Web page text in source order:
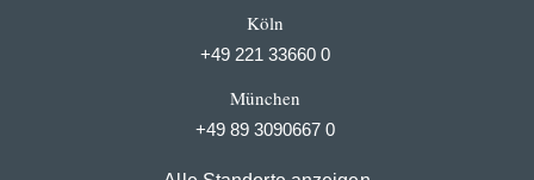
Köln
+49 221 33660 0
München
+49 89 3090667 0